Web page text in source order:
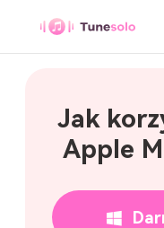
Apple Music
Jak
Apple